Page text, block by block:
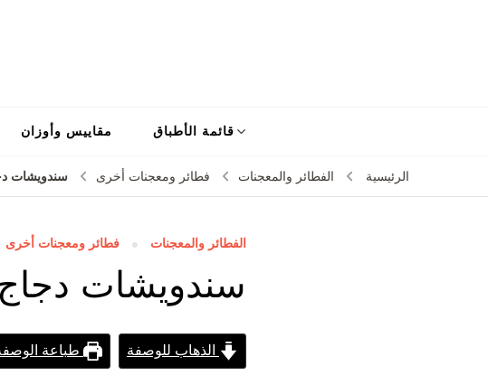
قائمة الأطباق مقاييس وأوزان
الرئيسية الفطائر والمعجنات فطائر ومعجنات أخرى سندويشات
الفطائر والمعجنات فطائر ومعجنات أخرى
سندويشات دجاج
الذهاب للوصفة طباعة